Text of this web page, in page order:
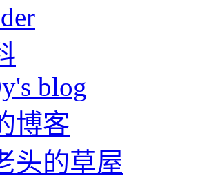
blog
博客
头的草屋